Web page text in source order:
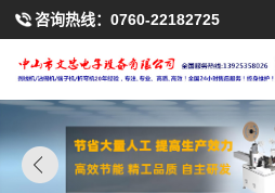
咨询热线： 0760-22182725